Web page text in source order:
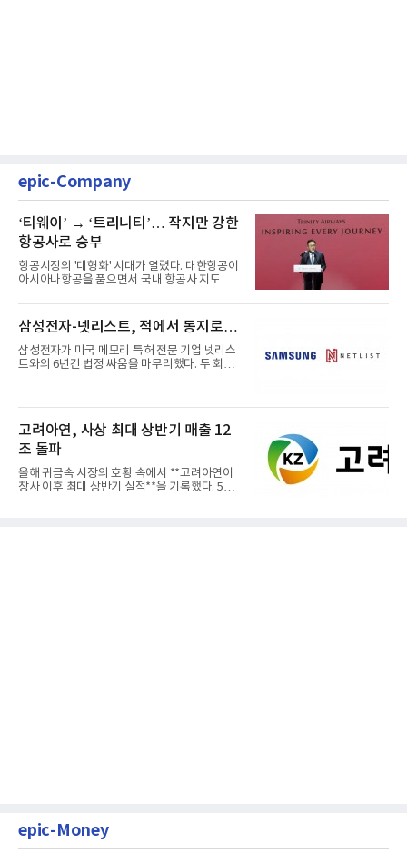
epic-Company
‘티웨이’ → ‘트리니티’… 작지만 강한
항공사로 승부
항공시장의 '대형화' 시대가 열렸다. 대한항공이
아시아나항공을 품으면서 국내 항공사 지도가
삼성전자-넷리스트, 적에서 동지로…
삼성전자가 미국 메모리 특허 전문 기업 넷리스
트와의 6년간 법정 싸움을 마무리했다. 두 회사
고려아연, 사상 최대 상반기 매출 12
조 돌파
올해 귀금속 시장의 호황 속에서 **고려아연이
창사 이후 최대 상반기 실적**을 기록했다. 5일
epic-Money